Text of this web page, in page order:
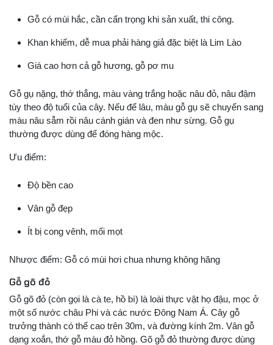
Gỗ có mùi hắc, cần cẩn trọng khi sản xuất, thi công.
Khan khiếm, dễ mua phải hàng giả đặc biệt là Lim Lào
Giá cao hơn cả gỗ hương, gỗ pơ mu
Gỗ gụ nặng, thớ thẳng, màu vàng trắng hoặc nâu đỏ, nâu đậm
tùy theo độ tuổi của cây. Nếu để lâu, màu gỗ gụ sẽ chuyển sang
màu nâu sẫm rồi nâu cánh gián và đen như sừng. Gỗ gụ
thường được dùng để đóng hàng mộc.
Ưu điểm:
Độ bền cao
Vân gỗ đẹp
Ít bị cong vênh, mối mọt
Nhược điểm: Gỗ có mùi hơi chua nhưng không hăng
Gỗ gõ đỏ
Gỗ gõ đỏ (còn gọi là cà te, hồ bì) là loài thực vật họ đậu, mọc ở
một số nước châu Phi và các nước Đông Nam Á. Cây gỗ
trưởng thành có thể cao trên 30m, và đường kính 2m. Vân gỗ
dạng xoắn, thớ gỗ màu đỏ hồng. Gõ gỗ đỏ thường được dùng